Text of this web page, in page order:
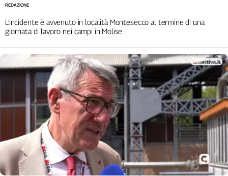
Liguria
Marche
Sardegna
Trentino
Valle
D'Aosta
Veneto
L’incidente è avvenuto in località Montesecco al termine di una
giornata di lavoro nei campi in Molise
REDAZIONE